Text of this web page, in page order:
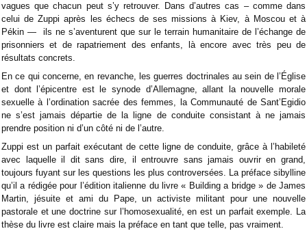
vagues que chacun peut s’y retrouver. Dans d’autres cas – comme dans
celui de Zuppi après les échecs de ses missions à Kiev, à Moscou et à
Pékin — ils ne s’aventurent que sur le terrain humanitaire de l’échange de
prisonniers et de rapatriement des enfants, là encore avec très peu de
résultats concrets.
En ce qui concerne, en revanche, les guerres doctrinales au sein de l’Église
et dont l’épicentre est le synode d’Allemagne, allant la nouvelle morale
sexuelle à l’ordination sacrée des femmes, la Communauté de Sant’Egidio
ne s’est jamais départie de la ligne de conduite consistant à ne jamais
prendre position ni d’un côté ni de l’autre.
Zuppi est un parfait exécutant de cette ligne de conduite, grâce à l’habileté
avec laquelle il dit sans dire, il entrouvre sans jamais ouvrir en grand,
toujours fuyant sur les questions les plus controversées. La préface sibylline
qu’il a rédigée pour l’édition italienne du livre « Building a bridge » de James
Martin, jésuite et ami du Pape, un activiste militant pour une nouvelle
pastorale et une doctrine sur l’homosexualité, en est un parfait exemple. La
thèse du livre est claire mais la préface en tant que telle, pas vraiment.